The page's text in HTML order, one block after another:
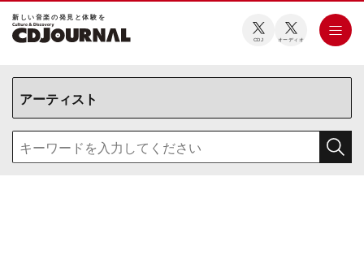
新しい⾳楽の発⾒と体験を
CDJ オーディオ